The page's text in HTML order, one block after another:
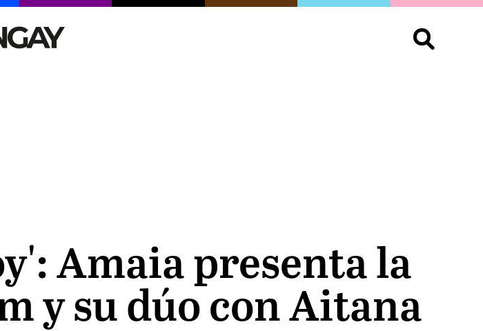
Buscar:
Amaia presenta la
y su dúo con Aitana